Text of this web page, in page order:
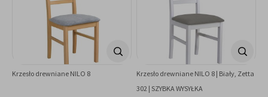
Krzesło drewniane NILO 8
Krzesło drewniane NILO 8 | Biały, Zetta
302 | SZYBKA WYSYŁKA